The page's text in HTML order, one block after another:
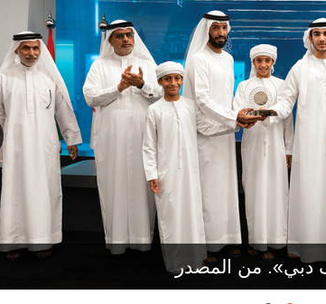
دبي». من المصدر